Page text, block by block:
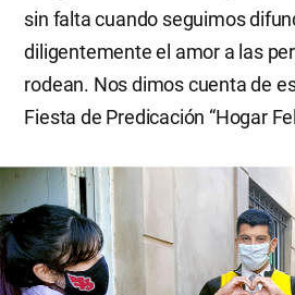
sin falta cuando seguimos
diligentemente el amor a las
rodean. Nos dimos cuenta de
Fiesta de Predicación “Hogar